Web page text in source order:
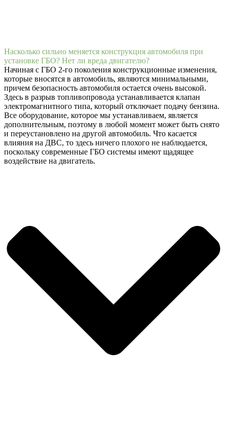
Насколько сильно меняется конструкция автомобиля при
установке ГБО? Нет ли вреда двигателю?
Начиная с ГБО 2-го поколения конструкционные изменения,
которые вносятся в автомобиль, являются минимальными,
причем безопасность автомобиля остается очень высокой.
Здесь в разрыв топливопровода устанавливается клапан
электромагнитного типа, который отключает подачу бензина.
Все оборудование, которое мы устанавливаем, является
дополнительным, поэтому в любой момент может быть снято
и переустановлено на другой автомобиль. Что касается
влияния на ДВС, то здесь ничего плохого не наблюдается,
поскольку современные ГБО системы имеют щадящее
воздействие на двигатель.